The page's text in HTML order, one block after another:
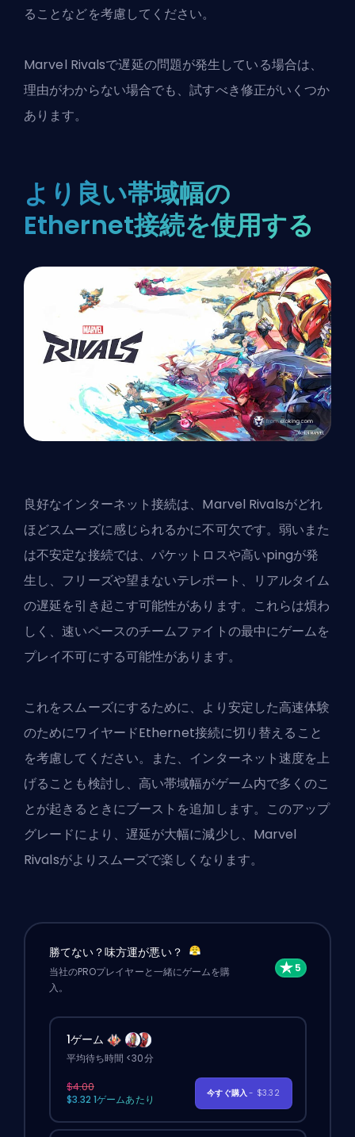
ることなどを考慮してください。
Marvel Rivalsで遅延の問題が発生している場合は、
理由がわからない場合でも、試すべき修正がいくつか
あります。
より良い帯域幅の
Ethernet接続を使用する
良好なインターネット接続は、Marvel Rivalsがどれ
ほどスムーズに感じられるかに不可欠です。弱いまた
は不安定な接続では、パケットロスや高いpingが発
生し、フリーズや望まないテレポート、リアルタイム
の遅延を引き起こす可能性があります。これらは煩わ
しく、速いペースのチームファイトの最中にゲームを
プレイ不可にする可能性があります。
これをスムーズにするために、より安定した高速体験
のためにワイヤードEthernet接続に切り替えること
を考慮してください。また、インターネット速度を上
げることも検討し、高い帯域幅がゲーム内で多くのこ
とが起きるときにブーストを追加します。このアップ
グレードにより、遅延が大幅に減少し、Marvel
Rivalsがよりスムーズで楽しくなります。
勝てない？味方運が悪い？
当社のPROプレイヤーと一緒にゲームを購
入。
1ゲーム
平均待ち時間 <30分
$4.00
$3.32 1ゲームあたり
今すぐ購入- $3.32